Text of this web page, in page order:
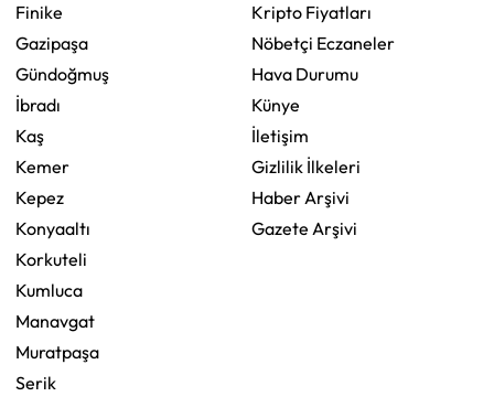
Finike
Gazipaşa
Gündoğmuş
İbradı
Kaş
Kemer
Kepez
Konyaaltı
Korkuteli
Kumluca
Manavgat
Muratpaşa
Serik
Kripto Fiyatları
Nöbetçi Eczaneler
Hava Durumu
Künye
İletişim
Gizlilik İlkeleri
Haber Arşivi
Gazete Arşivi